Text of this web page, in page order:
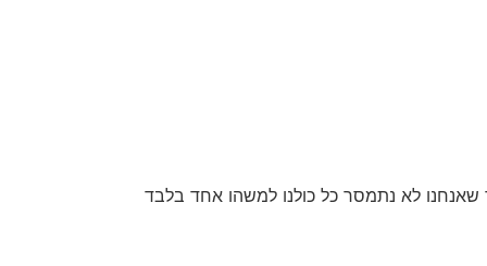
לא נתמסר כל כולנו למשהו אחד בלבד